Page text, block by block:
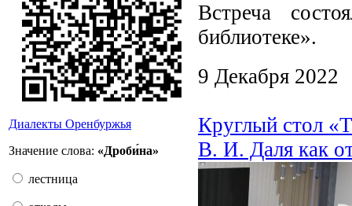
Диалекты Оренбуржья
Значение слова: «Дроби́на»
лестница
Встреча
библиотеке».
9 Декабря 2022
Круглый стол
В. И. Даля как